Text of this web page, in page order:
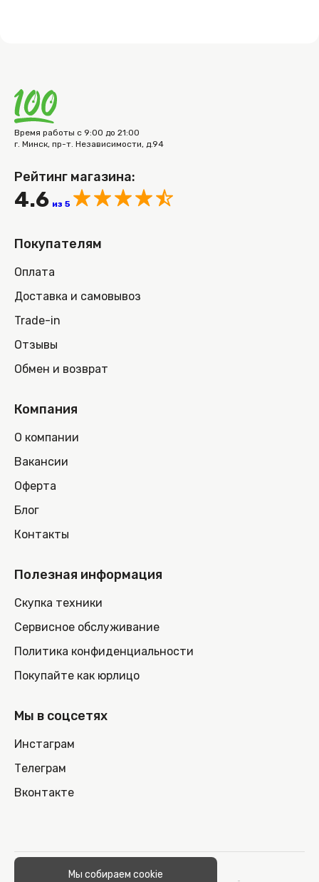
Время работы с 9:00 до 21:00
г. Минск, пр-т. Независимости, д.94
Рейтинг магазина:
4.6 из 5
Покупателям
Оплата
Доставка и самовывоз
Trade-in
Отзывы
Обмен и возврат
Компания
О компании
Вакансии
Оферта
Блог
Контакты
Полезная информация
Скупка техники
Сервисное обслуживание
Политика конфиденциальности
Покупайте как юрлицо
Мы в соцсетях
Инстаграм
Телеграм
Вконтакте
© 2026 100nout.by,Мы собираем cookie